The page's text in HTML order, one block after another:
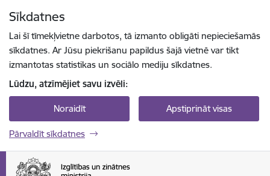
Sīkdatnes
Lai šī tīmekļvietne darbotos, tā izmanto obligāti nepieciešamās
sīkdatnes. Ar Jūsu piekrišanu papildus šajā vietnē var tikt
izmantotas statistikas un sociālo mediju sīkdatnes.
Lūdzu, atzīmējiet savu izvēli:
Noraidīt Apstiprināt visas
Pārvaldīt sīkdatnes